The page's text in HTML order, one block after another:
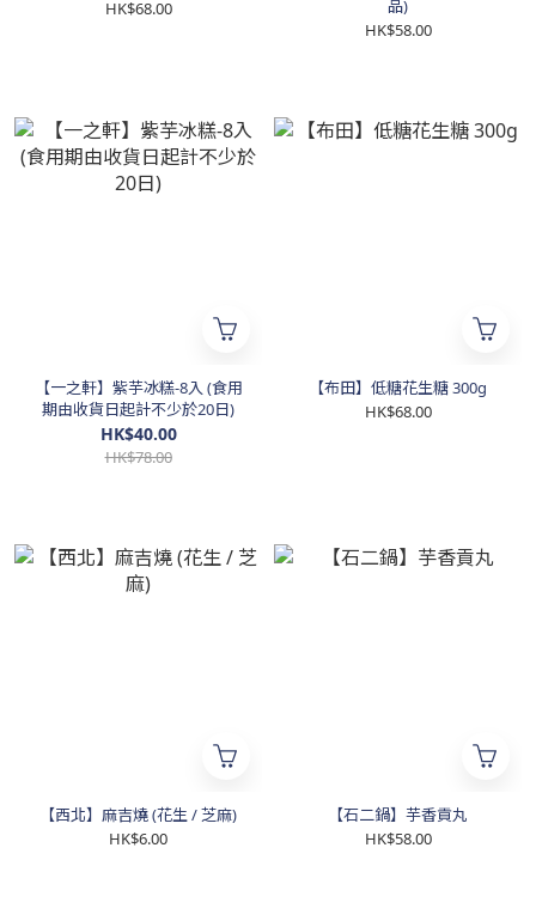
HK$68.00
品)
HK$58.00
【一之軒】紫芋冰糕-8入 (食用
期由收貨日起計不少於20日)
HK$40.00
HK$78.00
【布田】低糖花生糖 300g
HK$68.00
【西北】麻吉燒 (花生 / 芝麻)
HK$6.00
【石二鍋】芋香貢丸
HK$58.00